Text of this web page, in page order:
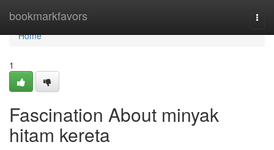
bookmarkfavors
Home
Home
1
Fascination About minyak
hitam kereta